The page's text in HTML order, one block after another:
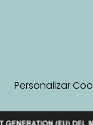
Personalizar